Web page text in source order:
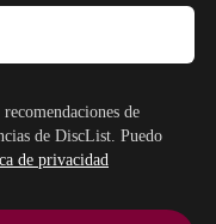
de
de DiscList. Puedo
de privacidad